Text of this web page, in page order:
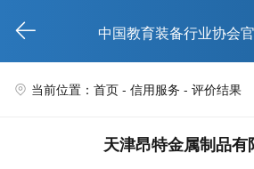
 中国教育装备行业协会
 当前位置：首页 - 信用服务 - 评价结果
天津昂特金属制品有